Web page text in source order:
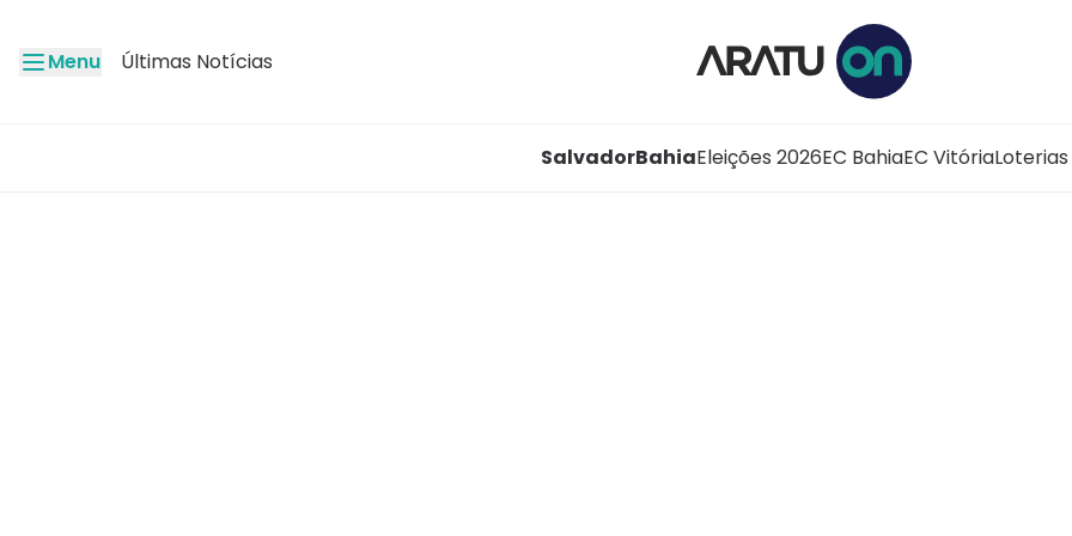
Menu Últimas Notícias
SalvadorBahiaEleições 2026EC BahiaEC VitóriaLoterias